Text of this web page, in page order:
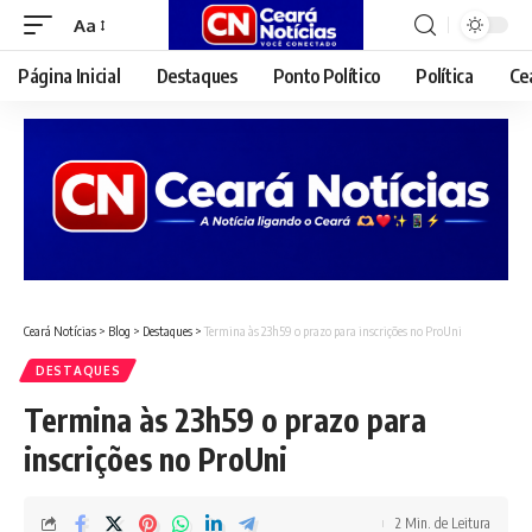
Font
Resizer
Aa
Página Inicial Destaques Ponto Político Política
Ceará Notícias > Blog > Destaques > Termina às 23h59 o prazo para inscrições no ProUni
DESTAQUES
Termina às 23h59 o prazo para
inscrições no ProUni
2 Min. de Leitura